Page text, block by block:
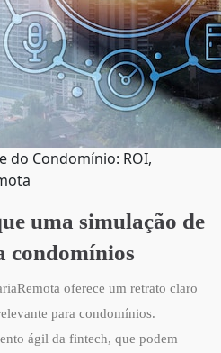
do Condomínio: ROI,
uma simulação de
condomínios
oferece um retrato claro
para condomínios.
ágil da fintech, que podem